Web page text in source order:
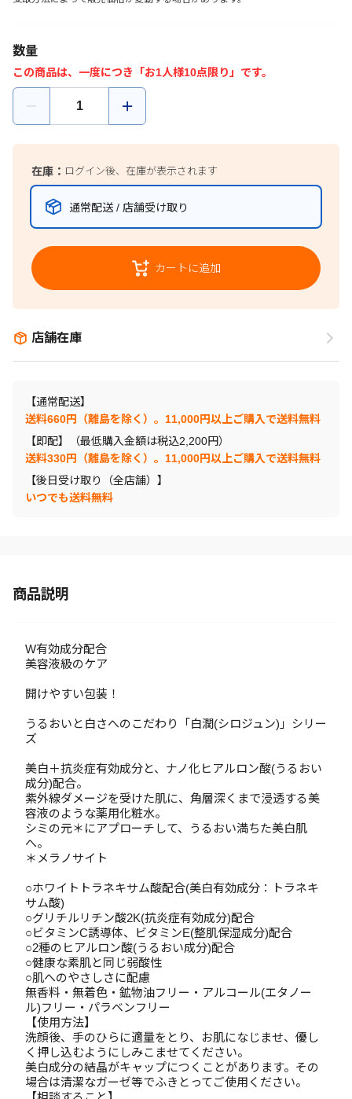
数量
この商品は、一度につき「お1人様10点限り」です。
在庫： ログイン後、在庫が表示されます
通常配送 / 店舗受け取り
カートに追加
店舗在庫
【通常配送】
送料660円（離島を除く）。11,000円以上ご購入で送料無料
【即配】（最低購入金額は税込2,200円）
送料330円（離島を除く）。11,000円以上ご購入で送料無料
【後日受け取り（全店舗）】
いつでも送料無料
商品説明
W有効成分配合
美容液級のケア
開けやすい包装！
うるおいと白さへのこだわり「白潤(シロジュン)」シリー
ズ
美白＋抗炎症有効成分と、ナノ化ヒアルロン酸(うるおい
成分)配合。
紫外線ダメージを受けた肌に、角層深くまで浸透する美
容液のような薬用化粧水。
シミの元＊にアプローチして、うるおい満ちた美白肌
へ。
＊メラノサイト
○ホワイトトラネキサム酸配合(美白有効成分：トラネキ
サム酸)
○グリチルリチン酸2K(抗炎症有効成分)配合
○ビタミンC誘導体、ビタミンE(整肌保湿成分)配合
○2種のヒアルロン酸(うるおい成分)配合
○健康な素肌と同じ弱酸性
○肌へのやさしさに配慮
無香料・無着色・鉱物油フリー・アルコール(エタノー
ル)フリー・パラベンフリー
【使用方法】
洗顔後、手のひらに適量をとり、お肌になじませ、優し
く押し込むようにしみこませてください。
美白成分の結晶がキャップにつくことがあります。その
場合は清潔なガーゼ等でふきとってご使用ください。